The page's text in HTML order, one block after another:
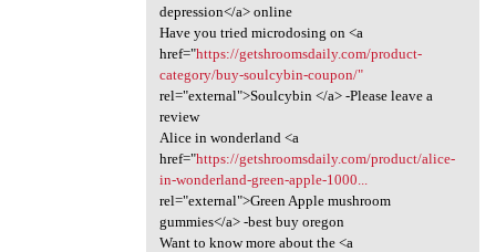
depression</a> online
Have you tried microdosing on <a
href="https://getshroomsdaily.com/product-
category/buy-soulcybin-coupon/"
rel="external">Soulcybin </a> -Please leave a
review
Alice in wonderland <a
href="https://getshroomsdaily.com/product/alice-
in-wonderland-green-apple-1000...
rel="external">Green Apple mushroom
gummies</a> -best buy oregon
Want to know more about the <a